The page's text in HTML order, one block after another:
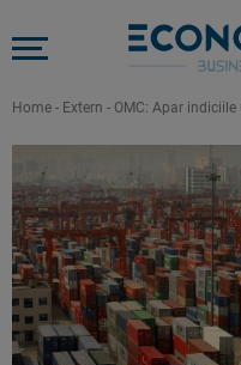
Home - Extern - OMC: Apar